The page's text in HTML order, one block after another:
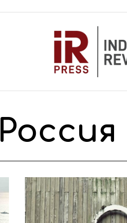
Россия